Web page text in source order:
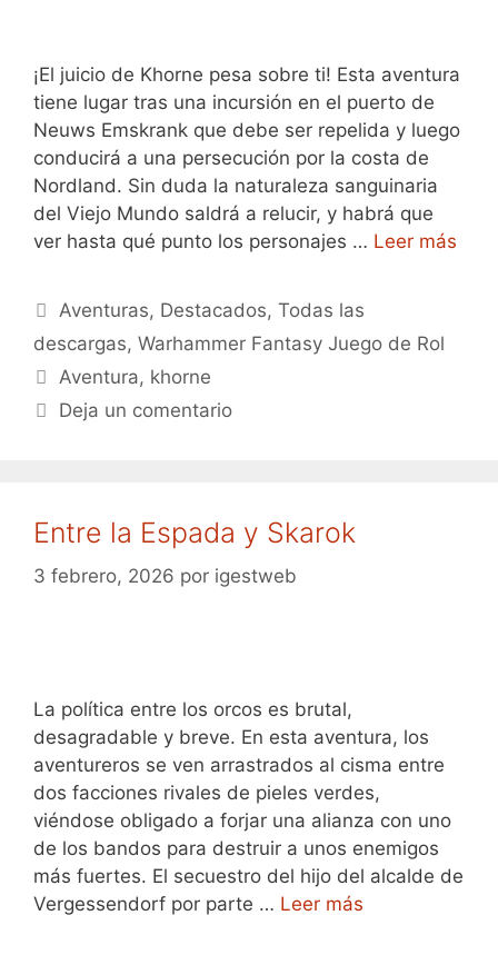
¡El juicio de Khorne pesa sobre ti! Esta aventura
tiene lugar tras una incursión en el puerto de
Neuws Emskrank que debe ser repelida y luego
conducirá a una persecución por la costa de
Nordland. Sin duda la naturaleza sanguinaria
del Viejo Mundo saldrá a relucir, y habrá que
ver hasta qué punto los personajes … Leer más
Categorías
Aventuras, Destacados,Todas las
descargas, Warhammer Fantasy Juego de Rol
Etiquetas
Aventura, khorne
Deja un comentario
Entre la Espada y Skarok
3 febrero, 2026 por igestweb
La política entre los orcos es brutal,
desagradable y breve. En esta aventura, los
aventureros se ven arrastrados al cisma entre
dos facciones rivales de pieles verdes,
viéndose obligado a forjar una alianza con uno
de los bandos para destruir a unos enemigos
más fuertes. El secuestro del hijo del alcalde de
Vergessendorf por parte … Leer más